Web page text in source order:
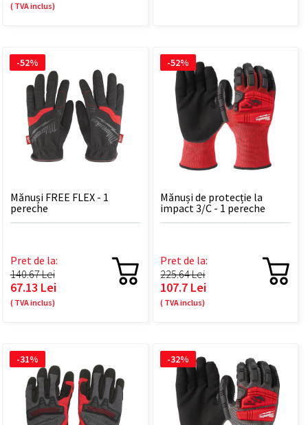
( TVA inclus)
Mănuși FREE FLEX - 1
pereche
Pret de la:
140.67 Lei
67.13 Lei
( TVA inclus)
-52%
Mănuși de protecție la
impact 3/C - 1 pereche
Pret de la:
225.64 Lei
107.7 Lei
( TVA inclus)
-52%
-31% -32%